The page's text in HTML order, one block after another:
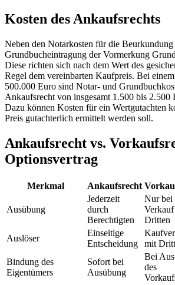
Kosten des Ankaufsrechts
Neben den Notarkosten für die
Grundbucheintragung der Vormerkung
Diese richten sich nach dem Wert des
Regel dem vereinbarten Kaufpreis. Bei
500.000 Euro sind Notar- und
Ankaufsrecht von insgesamt 1.500 bis 2.500
Dazu können Kosten für ein Wertgutachten
Preis gutachterlich ermittelt werden soll.
Ankaufsrecht vs.
Optionsvertrag
Merkmal Ankaufsrecht
Ausübung
Jederzeit
durch
Berechtigten
Nur bei
Verkauf
Dritten
Auslöser
Einseitige
Entscheidung
mit
Bindung des
Eigentümers
Sofort bei
Ausübung
Bei
des